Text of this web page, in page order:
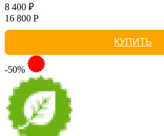
8 400 ₽
16 800 Р
КУПИТЬ
-50%